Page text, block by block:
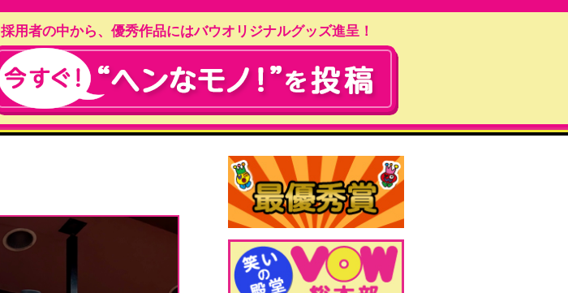
採用者の中から、優秀作品にはバウオリジナルグッズ進呈！